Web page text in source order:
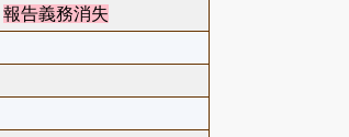
報告義務消失